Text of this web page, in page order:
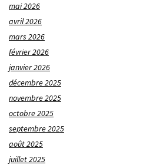
mai 2026
avril 2026
mars 2026
février 2026
janvier 2026
décembre 2025
novembre 2025
octobre 2025
septembre 2025
août 2025
juillet 2025